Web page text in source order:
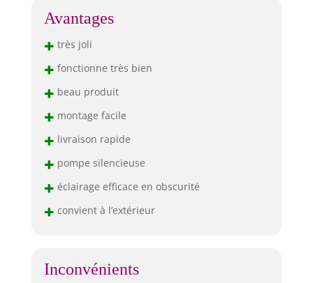
Avantages
+ très joli
+ fonctionne très bien
+ beau produit
+ montage facile
+ livraison rapide
+ pompe silencieuse
+ éclairage efficace en obscurité
+ convient à l’extérieur
Inconvénients